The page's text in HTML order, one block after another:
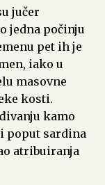
jučer
jedna počinju
pet ih je
iako u
masovne
kosti.
kamo
poput sardina
atribuiranja